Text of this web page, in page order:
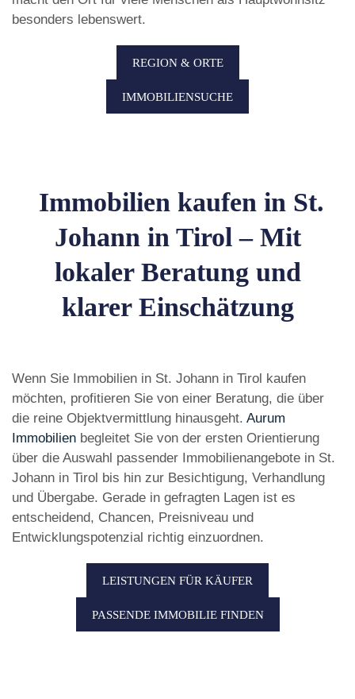
besonders lebenswert.
REGION & ORTE
IMMOBILIENSUCHE
Immobilien kaufen in St.
Johann in Tirol – Mit
lokaler Beratung und
klarer Einschätzung
Wenn Sie Immobilien in St. Johann in Tirol kaufen
möchten, profitieren Sie von einer Beratung, die über
die reine Objektvermittlung hinausgeht. Aurum
Immobilien begleitet Sie von der ersten Orientierung
über die Auswahl passender Immobilienangebote in St.
Johann in Tirol bis hin zur Besichtigung, Verhandlung
und Übergabe. Gerade in gefragten Lagen ist es
entscheidend, Chancen, Preisniveau und
Entwicklungspotenzial richtig einzuordnen.
LEISTUNGEN FÜR KÄUFER
PASSENDE IMMOBILIE FINDEN